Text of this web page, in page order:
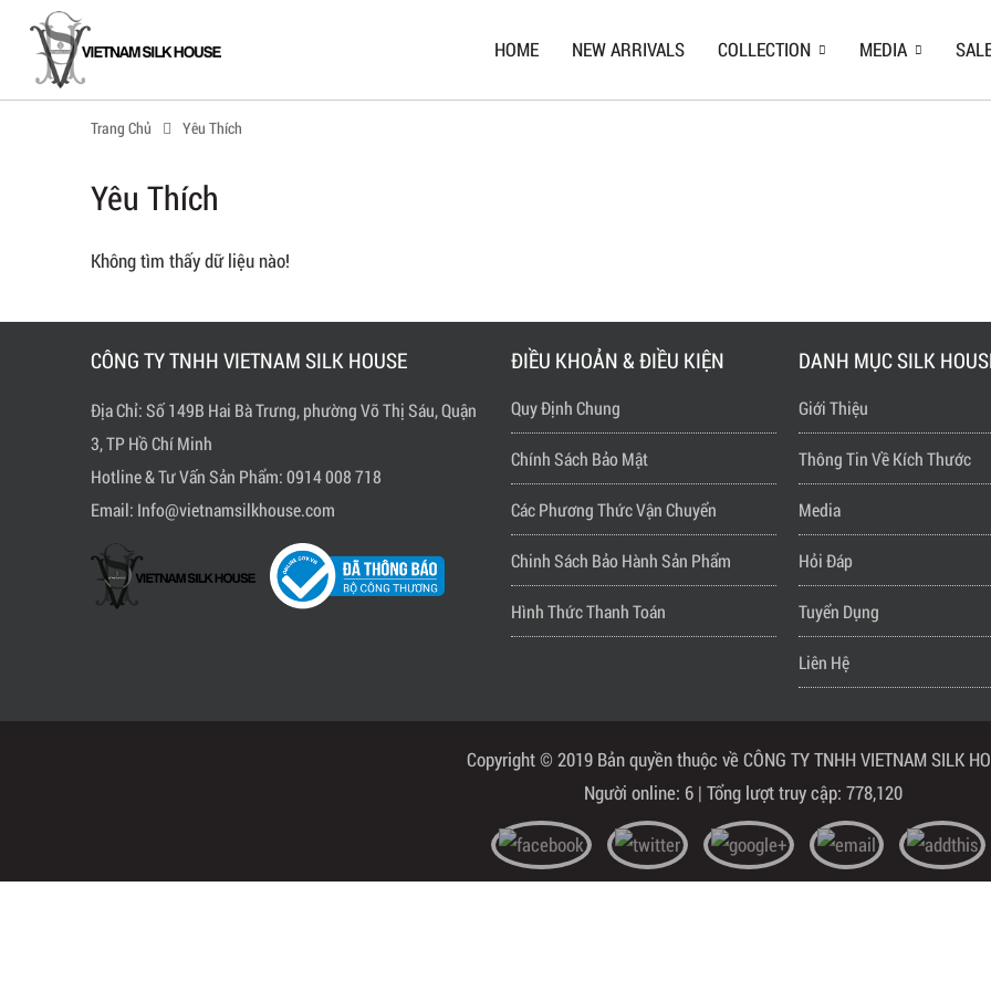
HOME NEW ARRIVALS COLLECTION MEDIA
Trang Chủ Yêu Thích
Yêu Thích
Không tìm thấy dữ liệu nào!
CÔNG TY TNHH VIETNAM SILK HOUSE
Địa Chỉ: Số 149B Hai Bà Trưng, phường Võ Thị Sáu, Quận
3, TP Hồ Chí Minh
Hotline & Tư Vấn Sản Phẩm: 0914 008 718
Email: Info@vietnamsilkhouse.com
ĐIỀU KHOẢN & ĐIỀU KIỆN
Quy Định Chung
Chính Sách Bảo Mật
Các Phương Thức Vận Chuyển
Chinh Sách Bảo Hành Sản Phẩm
Hình Thức Thanh Toán
DANH MỤC SILK
Giới Thiệu
Thông Tin Về Kích Thước
Media
Hỏi Đáp
Tuyển Dụng
Liên Hệ
Copyright © 2019 Bản quyền thuộc về CÔNG TY TNHH VIETNAM SILK
Người online: 6 | Tổng lượt truy cập: 778,120